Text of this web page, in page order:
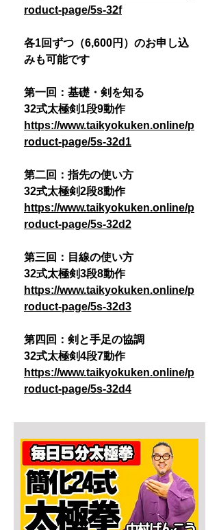
roduct-page/5s-32f
各1回ずつ（6,600円）のお申し込
みも可能です
第一回：基礎・剣を知る
32式太極剣1段9動作
https://www.taikyokuken.online/p
roduct-page/5s-32d1
第二回：指先の使い方
32式太極剣2段8動作
https://www.taikyokuken.online/p
roduct-page/5s-32d2
第三回：目線の使い方
32式太極剣3段8動作
https://www.taikyokuken.online/p
roduct-page/5s-32d3
第四回：剣と手足の協調
32式太極剣4段7動作
https://www.taikyokuken.online/p
roduct-page/5s-32d4